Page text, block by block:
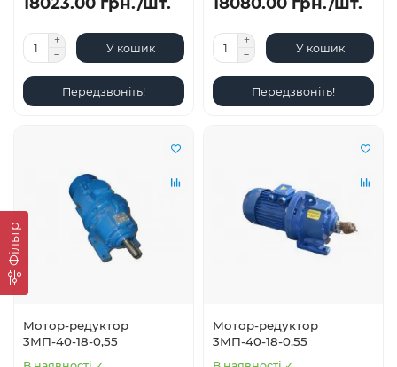
Фільтр
У кошик
Передзвоніть!
У кошик
Передзвоніть!
Мотор-редуктор
3МП-40-18-0,55
Мотор-редуктор
3МП-40-18-0,55